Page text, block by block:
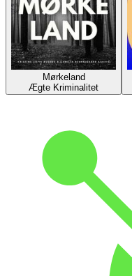
Mørkeland
Ægte Kriminalitet